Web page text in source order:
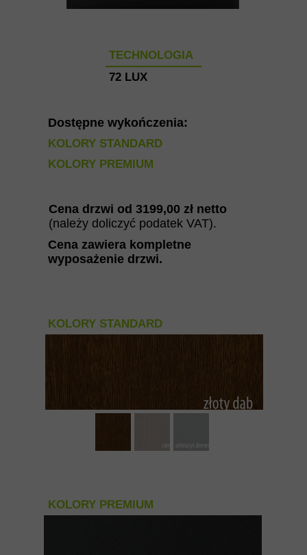
KOLORY PREMIUM
Cena zawiera kompletne
wyposażenie drzwi.
Cena drzwi od 3199,00 zł netto
(należy doliczyć podatek VAT).
KOLORY PREMIUM
KOLORY STANDARD
Dostępne wykończenia:
72 LUX
TECHNOLOGIA
KOLORY STANDARD